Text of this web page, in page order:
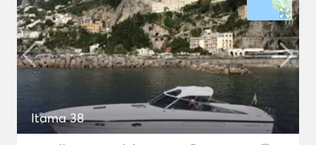
Itama 38